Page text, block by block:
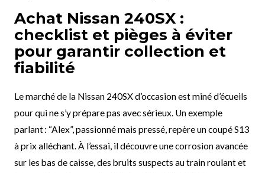
Achat Nissan 240SX :
checklist et pièges à éviter
pour garantir collection et
fiabilité
Le marché de la Nissan 240SX d’occasion est miné d’écueils
pour qui ne s’y prépare pas avec sérieux. Un exemple
parlant : “Alex”, passionné mais pressé, repère un coupé S13
à prix alléchant. À l’essai, il découvre une corrosion avancée
sur les bas de caisse, des bruits suspects au train roulant et